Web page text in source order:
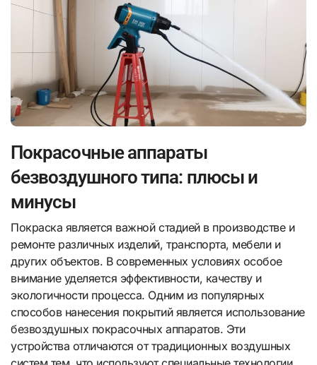
Покрасочные аппараты
безвоздушного типа: плюсы и
минусы
Покраска является важной стадией в производстве и
ремонте различных изделий, транспорта, мебели и
других объектов. В современных условиях особое
внимание уделяется эффективности, качеству и
экологичности процесса. Одним из популярных
способов нанесения покрытий является использование
безвоздушных покрасочных аппаратов. Эти
устройства отличаются от традиционных воздушных